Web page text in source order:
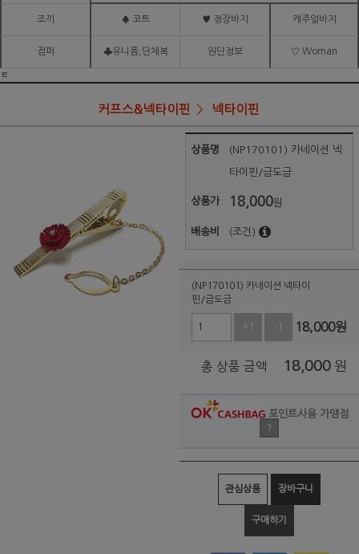
조끼 ♠ 코트 ♥ 정장바지 캐주얼바지
점퍼 ♣유니폼,단체복 원단정보 ♡ Woman
ㅌ
커프스&넥타이핀 넥타이핀
상품명 (NP170101) 카네이션 넥
타이핀/금도금
상품가 18,000원
배송비 (조건)
(NP170101) 카네이션 넥타이
핀/금도금
+1 -1 18,000원
총 상품 금액 18,000 원
포인트사용 가맹점
?
관심상품 장바구니
구매하기